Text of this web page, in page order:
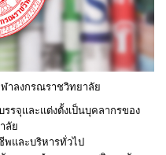
าลงกรณราชวิทยาลัย
รจุและแต่งตั้งเป็นบุคลากรของ
ลัย
พและบริหารทั่วไป